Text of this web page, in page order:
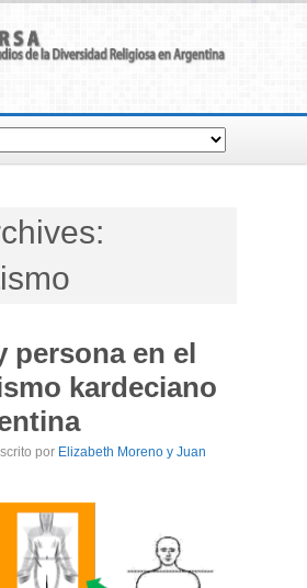
persona en el
kardeciano
por Elizabeth Moreno y Juan